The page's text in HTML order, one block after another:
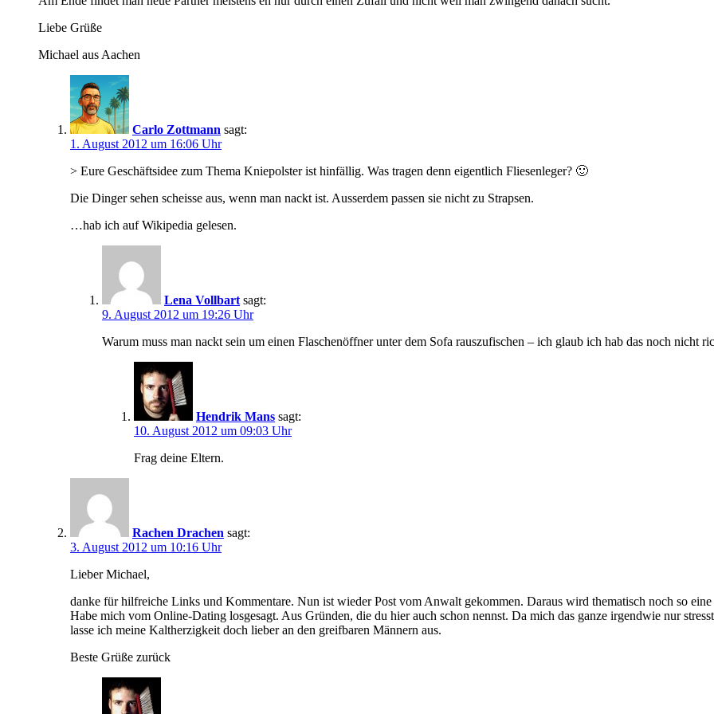
Liebe Grüße
Michael aus Aachen
Carlo Zottmann sagt:
1. August 2012 um 16:06 Uhr
> Eure Geschäftsidee zum Thema Kniepolster ist hinfällig. Was tragen denn eigentlich Fliesenleger? 🙂
Die Dinger sehen scheisse aus, wenn man nackt ist. Ausserdem passen sie nicht zu Strapsen.
…hab ich auf Wikipedia gelesen.
Lena Vollbart sagt:
9. August 2012 um 19:26 Uhr
Warum muss man nackt sein um einen Flaschenöffner unter dem Sofa rauszufischen – ich glaub ich hab das noch nicht
Hendrik Mans sagt:
10. August 2012 um 09:03 Uhr
Frag deine Eltern.
Rachen Drachen sagt:
3. August 2012 um 10:16 Uhr
Lieber Michael,
danke für hilfreiche Links und Kommentare. Nun ist wieder Post vom Anwalt gekommen. Daraus wird thematisch noch so
Habe mich vom Online-Dating losgesagt. Aus Gründen, die du hier auch schon nennst. Da mich das ganze irgendwie nur
lasse ich meine Kaltherzigkeit doch lieber an den greifbaren Männern aus.
Beste Grüße zurück